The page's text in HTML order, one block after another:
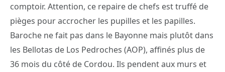
comptoir. Attention, ce repaire de chefs est truffé de
pièges pour accrocher les pupilles et les papilles.
Baroche ne fait pas dans le Bayonne mais plutôt dans
les Bellotas de Los Pedroches (AOP), affinés plus de
36 mois du côté de Cordou. Ils pendent aux murs et